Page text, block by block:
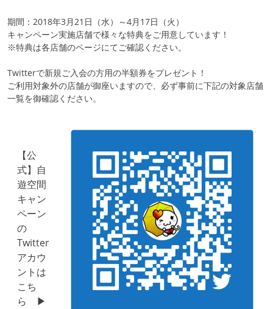
期間：2018年3月21日（水）～4月17日（火）
キャンペーン実施店舗で様々な特典をご用意しています！
※特典は各店舗のページにてご確認ください。
Twitterで新規ご入会の方用の半額券をプレゼント！
ご利用対象外の店舗が御座いますので、必ず事前に下記の対象店舗
一覧を御確認ください。
【公
式】自
遊空間
キャン
ペーン
の
Twitter
アカウ
ントは
こち
ら ▶